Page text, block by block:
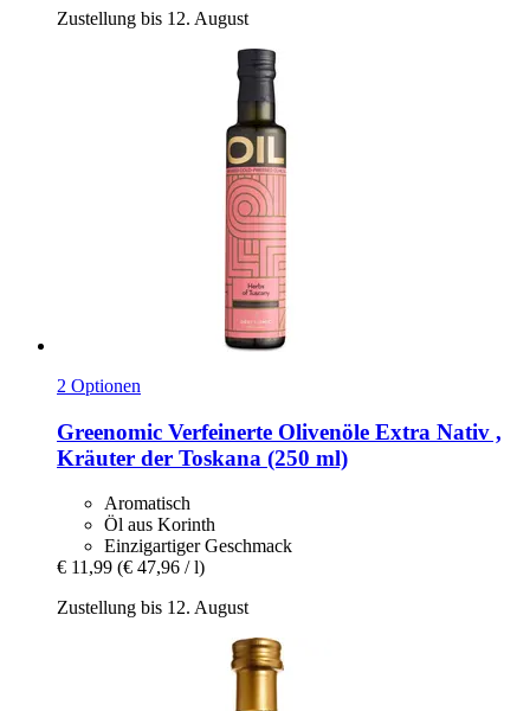
Zustellung bis 12. August
2 Optionen
Greenomic Verfeinerte Olivenöle Extra Nativ ,
Kräuter der Toskana (250 ml)
Aromatisch
Öl aus Korinth
Einzigartiger Geschmack
€ 11,99 (€ 47,96 / l)
Zustellung bis 12. August